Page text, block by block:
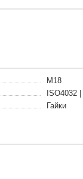
M18
ISO4032
Гайки